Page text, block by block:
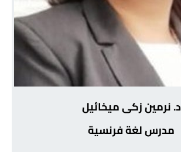
د. نرمين زكى ميخائيل
مدرس لغة فرنسية